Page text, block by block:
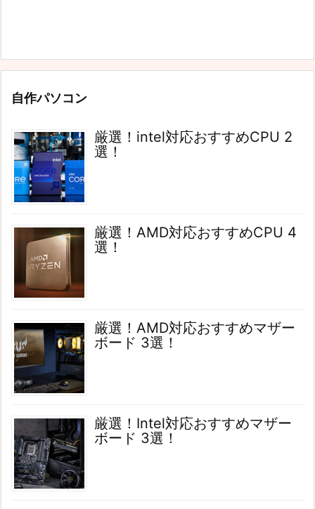
自作パソコン
厳選！intel対応おすすめCPU 2
選！
厳選！AMD対応おすすめCPU 4
選！
厳選！AMD対応おすすめマザー
ボード 3選！
厳選！Intel対応おすすめマザー
ボード 3選！